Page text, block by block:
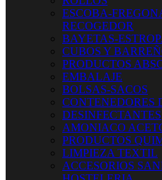
ESCOBA-
RECOGEDOR
BAYETAS-
CUBOS Y
PRODUCTOS
EMBALAJE
BOLSAS-SACOS
CONTENEDORES
DESINFECTANTES
AMONIACO
PRODUCTOS
LIMPIEZA TEXTIL
ACCESORIOS